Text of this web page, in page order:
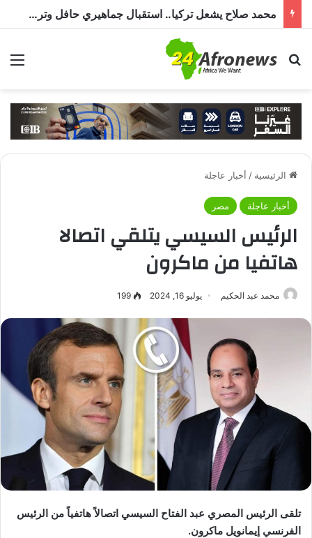
محمد صلاح يشعل تركيا.. استقبال جماهيري حافل وترحيب بـ”الملك المصري” قبل انضمامه إلى طرابزون سبور
بحث عن
الرئيسية / أخبار عاجلة
أخبار عاجلة مصر
الرئيس السيسي يتلقي اتصالا
هاتفيا من ماكرون
محمد عبد الحكيم يوليو 16, 2024 199
تلقى الرئيس المصري عبد الفتاح السيسي اتصالاً هاتفياً من الرئيس
الفرنسي إيمانويل ماكرون.